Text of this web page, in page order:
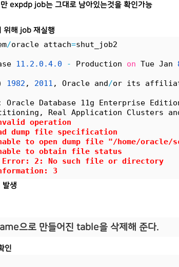
expdp job는 그대로 남아있는것을 확인가능
해 job 재실행
/oracle attach=shut_job2
11. 2. 0.4. 0 - Production on Tue Jan
1982 , 2011 , Oracle and/or its
Oracle Database 11g Enterprise
Real Application Clusters
operation
dump file specification
to open dump file "/home/oracle/
to obtain file status
Error: 2 : No such file or directory
3
발생
으로 만들어진 table을 삭제해 준다.
인